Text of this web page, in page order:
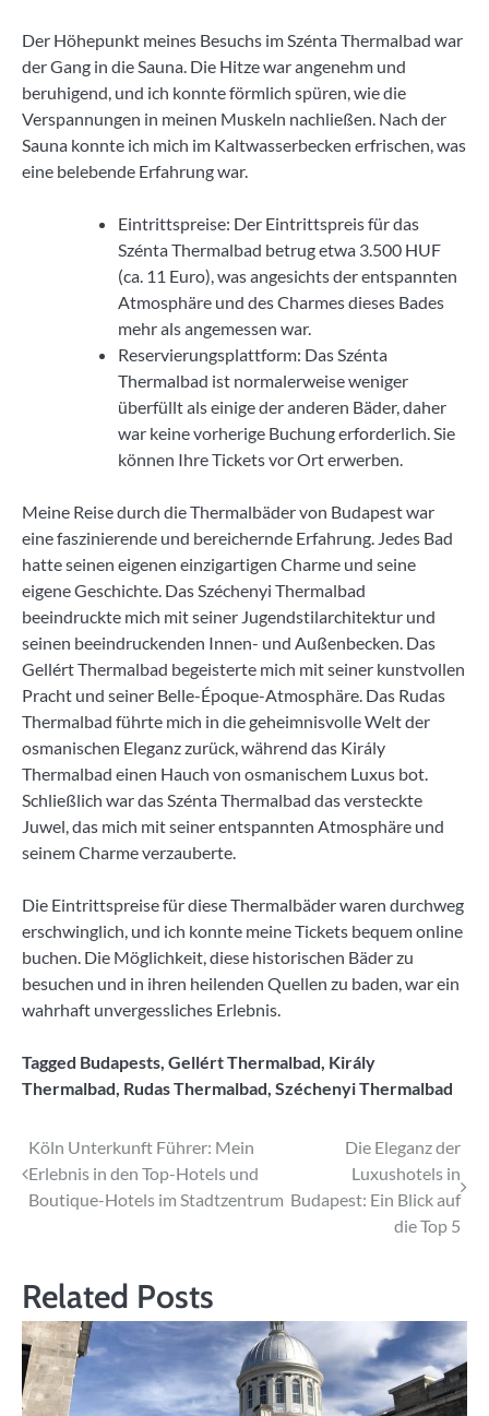
Der Höhepunkt meines Besuchs im Szénta Thermalbad war
der Gang in die Sauna. Die Hitze war angenehm und
beruhigend, und ich konnte förmlich spüren, wie die
Verspannungen in meinen Muskeln nachließen. Nach der
Sauna konnte ich mich im Kaltwasserbecken erfrischen, was
eine belebende Erfahrung war.
Eintrittspreise: Der Eintrittspreis für das
Szénta Thermalbad betrug etwa 3.500 HUF
(ca. 11 Euro), was angesichts der entspannten
Atmosphäre und des Charmes dieses Bades
mehr als angemessen war.
Reservierungsplattform: Das Szénta
Thermalbad ist normalerweise weniger
überfüllt als einige der anderen Bäder, daher
war keine vorherige Buchung erforderlich. Sie
können Ihre Tickets vor Ort erwerben.
Meine Reise durch die Thermalbäder von Budapest war
eine faszinierende und bereichernde Erfahrung. Jedes Bad
hatte seinen eigenen einzigartigen Charme und seine
eigene Geschichte. Das Széchenyi Thermalbad
beeindruckte mich mit seiner Jugendstilarchitektur und
seinen beeindruckenden Innen- und Außenbecken. Das
Gellért Thermalbad begeisterte mich mit seiner kunstvollen
Pracht und seiner Belle-Époque-Atmosphäre. Das Rudas
Thermalbad führte mich in die geheimnisvolle Welt der
osmanischen Eleganz zurück, während das Király
Thermalbad einen Hauch von osmanischem Luxus bot.
Schließlich war das Szénta Thermalbad das versteckte
Juwel, das mich mit seiner entspannten Atmosphäre und
seinem Charme verzauberte.
Die Eintrittspreise für diese Thermalbäder waren durchweg
erschwinglich, und ich konnte meine Tickets bequem online
buchen. Die Möglichkeit, diese historischen Bäder zu
besuchen und in ihren heilenden Quellen zu baden, war ein
wahrhaft unvergessliches Erlebnis.
Tagged Budapests, Gellért Thermalbad, Király
Thermalbad, Rudas Thermalbad, Széchenyi Thermalbad
Beitragsnavigation
Köln Unterkunft Führer: Mein
Erlebnis in den Top-Hotels und
Boutique-Hotels im Stadtzentrum
Die Eleganz der
Luxushotels in
Budapest: Ein Blick auf
die Top 5
Related Posts